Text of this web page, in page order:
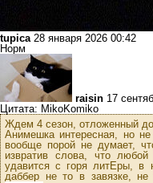
tupica 28 января 2026 00:42
Норм
raisin 17
Цитата: MikoKomiko
Ждем 4 сезон, отложенный до
Анимешка интересная, но не
вообще порой не думает,
извратив слова, что
удавится с горя литЕры, в
даббер не то в завязке,